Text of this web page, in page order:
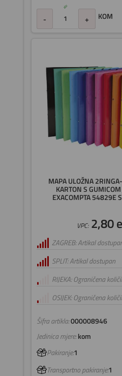
- + KOM
MAPA ULOŽNA
KARTON S
EXACOMPTA 54829E
Šifra artikla:000008946
VPC:2,80
ZAGREB: Artikal
SPLIT: Artikal dostupan
RIJEKA: Ograničena
OSIJEK: Ograničena
Jedinica mjere: kom
Pakiranje:1
Transportno pakiranje:1